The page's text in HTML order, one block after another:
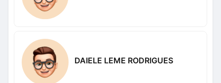
DAIELE LEME RODRIGUES